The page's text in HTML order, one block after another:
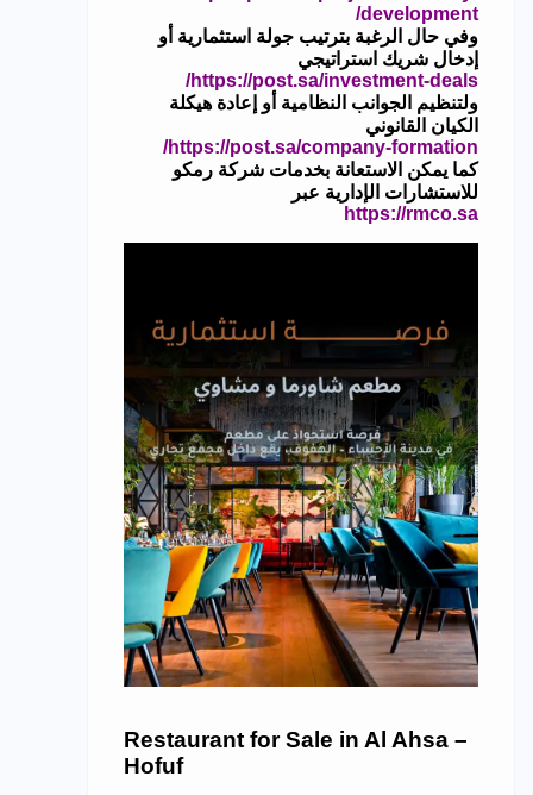
development/
وفي حال الرغبة بترتيب جولة استثمارية أو
إدخال شريك استراتيجي
https://post.sa/investment-deals/
ولتنظيم الجوانب النظامية أو إعادة هيكلة
الكيان القانوني
https://post.sa/company-formation/
كما يمكن الاستعانة بخدمات شركة رمكو
للاستشارات الإدارية عبر
https://rmco.sa
Restaurant for Sale in Al Ahsa –
Hofuf